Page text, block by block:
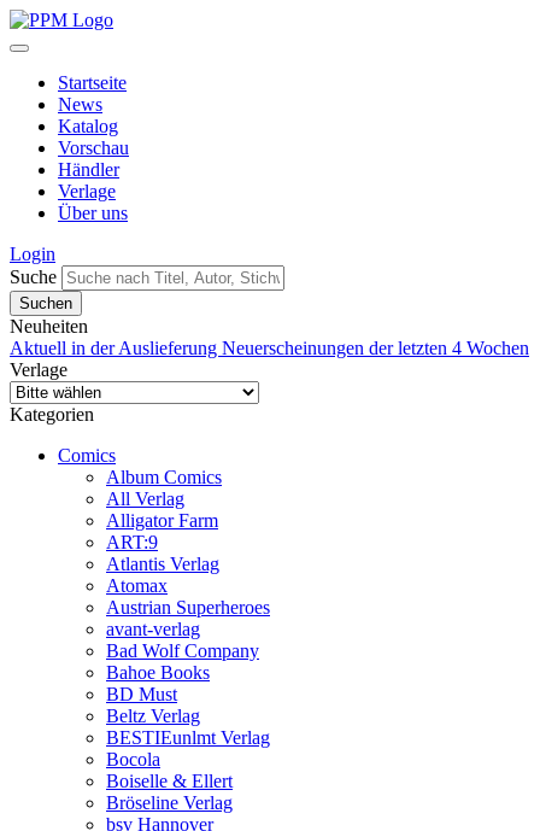
Startseite
News
Katalog
Vorschau
Händler
Verlage
Über uns
Login
Suche
Neuheiten
Aktuell in der Auslieferung Neuerscheinungen der letzten 4 Wochen
Verlage
Kategorien
Comics
Album Comics
All Verlag
Alligator Farm
ART:9
Atlantis Verlag
Atomax
Austrian Superheroes
avant-verlag
Bad Wolf Company
Bahoe Books
BD Must
Beltz Verlag
BESTIEunlmt Verlag
Bocola
Boiselle & Ellert
Bröseline Verlag
bsv Hannover